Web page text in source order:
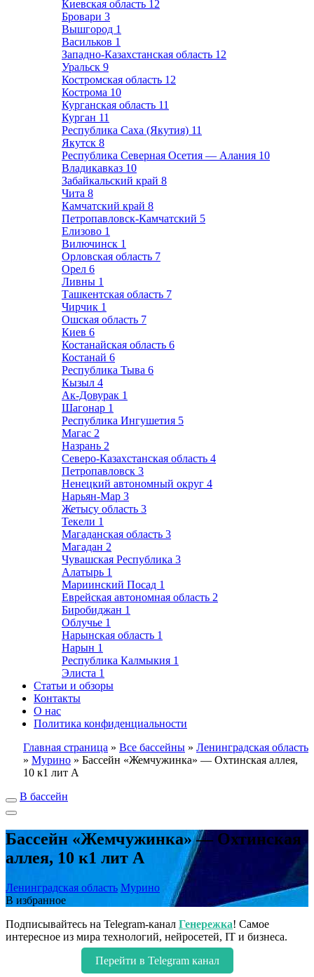
Киевская область 12
Бровари 3
Вышгород 1
Васильков 1
Западно-Казахстанская область 12
Уральск 9
Костромская область 12
Кострома 10
Курганская область 11
Курган 11
Республика Саха (Якутия) 11
Якутск 8
Республика Северная Осетия — Алания 10
Владикавказ 10
Забайкальский край 8
Чита 8
Камчатский край 8
Петропавловск-Камчатский 5
Елизово 1
Вилючинск 1
Орловская область 7
Орел 6
Ливны 1
Ташкентская область 7
Чирчик 1
Ошская область 7
Киев 6
Костанайская область 6
Костанай 6
Республика Тыва 6
Кызыл 4
Ак-Довурак 1
Шагонар 1
Республика Ингушетия 5
Магас 2
Назрань 2
Северо-Казахстанская область 4
Петропавловск 3
Ненецкий автономный округ 4
Нарьян-Мар 3
Жетысу область 3
Текели 1
Магаданская область 3
Магадан 2
Чувашская Республика 3
Алатырь 1
Мариинский Посад 1
Еврейская автономная область 2
Биробиджан 1
Облучье 1
Нарынская область 1
Нарын 1
Республика Калмыкия 1
Элиста 1
Статьи и обзоры
Контакты
О нас
Политика конфиденциальности
Главная страница » Все бассейны » Ленинградская область
» Мурино » Бассейн «Жемчужинка» — Охтинская аллея,
10 к1 лит А
В бассейн
Бассейн «Жемчужинка» — Охтинская
аллея, 10 к1 лит А
Ленинградская область Мурино
В избранное
Подписывайтесь на Telegram-канал Генережка! Самое
интересное из мира технологий, нейросетей, IT и бизнеса.
Перейти в Telegram канал